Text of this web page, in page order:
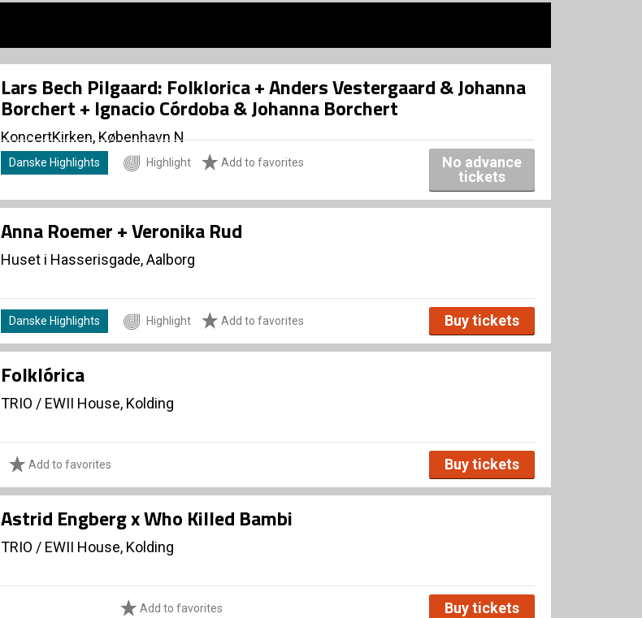
Lars Bech Pilgaard: Folklorica + Anders Vestergaard & Johanna
Borchert + Ignacio Córdoba & Johanna Borchert
KoncertKirken, København N
Danske Highlights Highlight Add to favorites
No advance
tickets
Anna Roemer + Veronika Rud
Huset i Hasserisgade, Aalborg
Danske Highlights Highlight Add to favorites Buy tickets
Folklórica
TRIO / EWII House, Kolding
Add to favorites Buy tickets
Astrid Engberg x Who Killed Bambi
TRIO / EWII House, Kolding
Add to favorites Buy tickets